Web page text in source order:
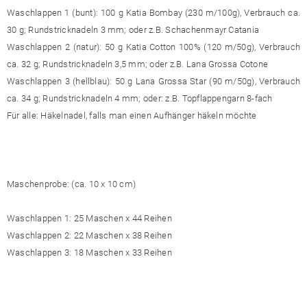
Waschlappen 1 (bunt): 100 g Katia Bombay (230 m/100g), Verbrauch ca.
30 g; Rundstricknadeln 3 mm; oder z.B. Schachenmayr Catania
Waschlappen 2 (natur): 50 g Katia Cotton 100% (120 m/50g), Verbrauch
ca. 32 g; Rundstricknadeln 3,5 mm; oder z.B. Lana Grossa Cotone
Waschlappen 3 (hellblau): 50 g Lana Grossa Star (90 m/50g), Verbrauch
ca. 34 g; Rundstricknadeln 4 mm; oder: z.B. Topflappengarn 8-fach
Für alle: Häkelnadel, falls man einen Aufhänger häkeln möchte
Maschenprobe: (ca. 10 x 10 cm)
Waschlappen 1: 25 Maschen x 44 Reihen
Waschlappen 2: 22 Maschen x 38 Reihen
Waschlappen 3: 18 Maschen x 33 Reihen